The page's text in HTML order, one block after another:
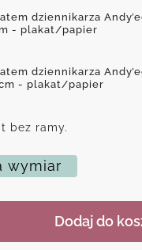
dziennikarza
- plakat/papier
dziennikarza
- plakat/papier
bez ramy.
wymiar
Dodaj do